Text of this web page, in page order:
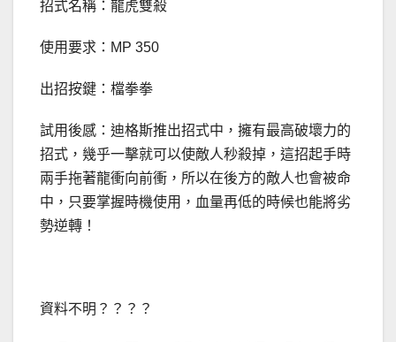
招式名稱：龍虎雙殺
使用要求：MP 350
出招按鍵：檔拳拳
試用後感：迪格斯推出招式中，擁有最高破壞力的
招式，幾乎一擊就可以使敵人秒殺掉，這招起手時
兩手拖著龍衝向前衝，所以在後方的敵人也會被命
中，只要掌握時機使用，血量再低的時候也能將劣
勢逆轉！
資料不明？？？？